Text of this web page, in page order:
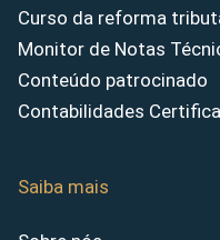
Curso da reforma
Monitor de Notas
Conteúdo patrocinado
Contabilidades
Saiba mais